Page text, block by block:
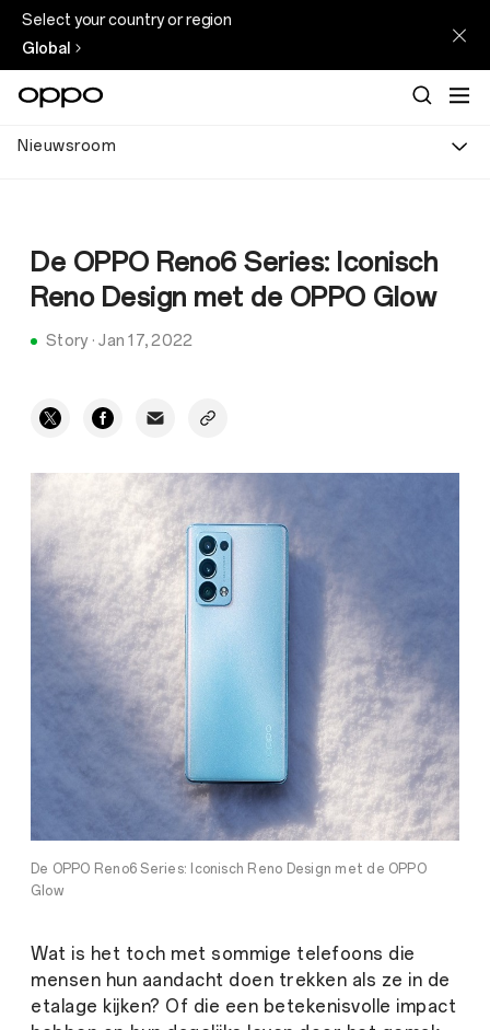
Select your country or region
Global
Nieuwsroom
De OPPO Reno6 Series: Iconisch
Reno Design met de OPPO Glow
Story·Jan 17, 2022
De OPPO Reno6 Series: Iconisch Reno Design met de OPPO
Glow
Wat is het toch met sommige telefoons die
mensen hun aandacht doen trekken als ze in de
etalage kijken? Of die een betekenisvolle impact